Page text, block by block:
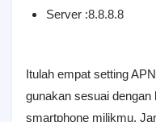
Server :8.8.8.8
Itulah empat setting
gunakan sesuai
smartphone milikmu.